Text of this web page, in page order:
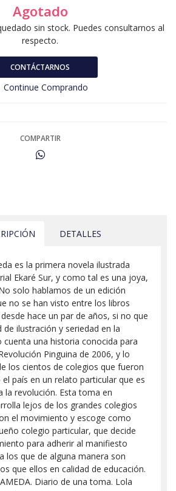
Agotado
sin stock. Puedes consultarnos al
respecto.
CONTÁCTARNOS
Continue Comprando
COMPARTIR
DETALLES
es la primera novela ilustrada
Ekaré Sur, y como tal es una joya,
solo hablamos de un edición
no se han visto entre los libros
hace un par de años, si no que
de ilustración y seriedad en la
cuenta una historia conocida para
Pinguina de 2006, y lo
los cientos de colegios que fueron
país en un relato particular que es
la revolución. Esta toma en
lejos de los grandes colegios
el movimiento y escoge como
colegio particular, que decide
para adherir al manifiesto
los que de alguna manera son
que ellos en calidad de educación.
Diario de una toma. Lola